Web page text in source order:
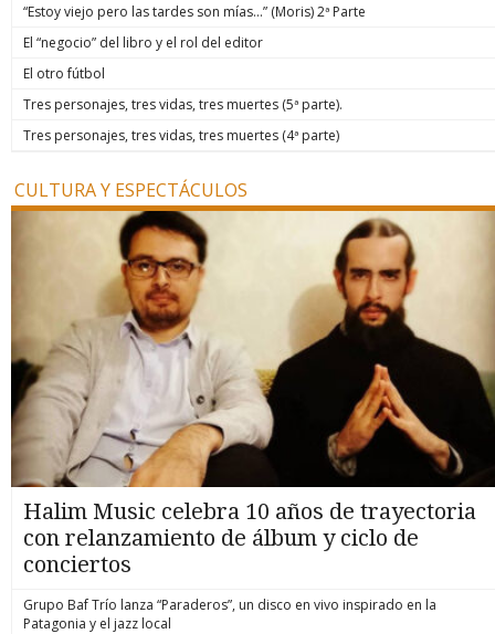
“Estoy viejo pero las tardes son mías…” (Moris) 2ª Parte
El “negocio” del libro y el rol del editor
El otro fútbol
Tres personajes, tres vidas, tres muertes (5ª parte).
Tres personajes, tres vidas, tres muertes (4ª parte)
CULTURA Y ESPECTÁCULOS
Halim Music celebra 10 años de trayectoria
con relanzamiento de álbum y ciclo de
conciertos
Grupo Baf Trío lanza “Paraderos”, un disco en vivo inspirado en la
Patagonia y el jazz local